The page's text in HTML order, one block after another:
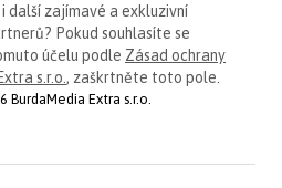
další zajímavé a exkluzivní
Pokud souhlasíte se
účelu podle Zásad ochrany
s.r.o. , zaškrtněte toto pole.
Extra s.r.o.